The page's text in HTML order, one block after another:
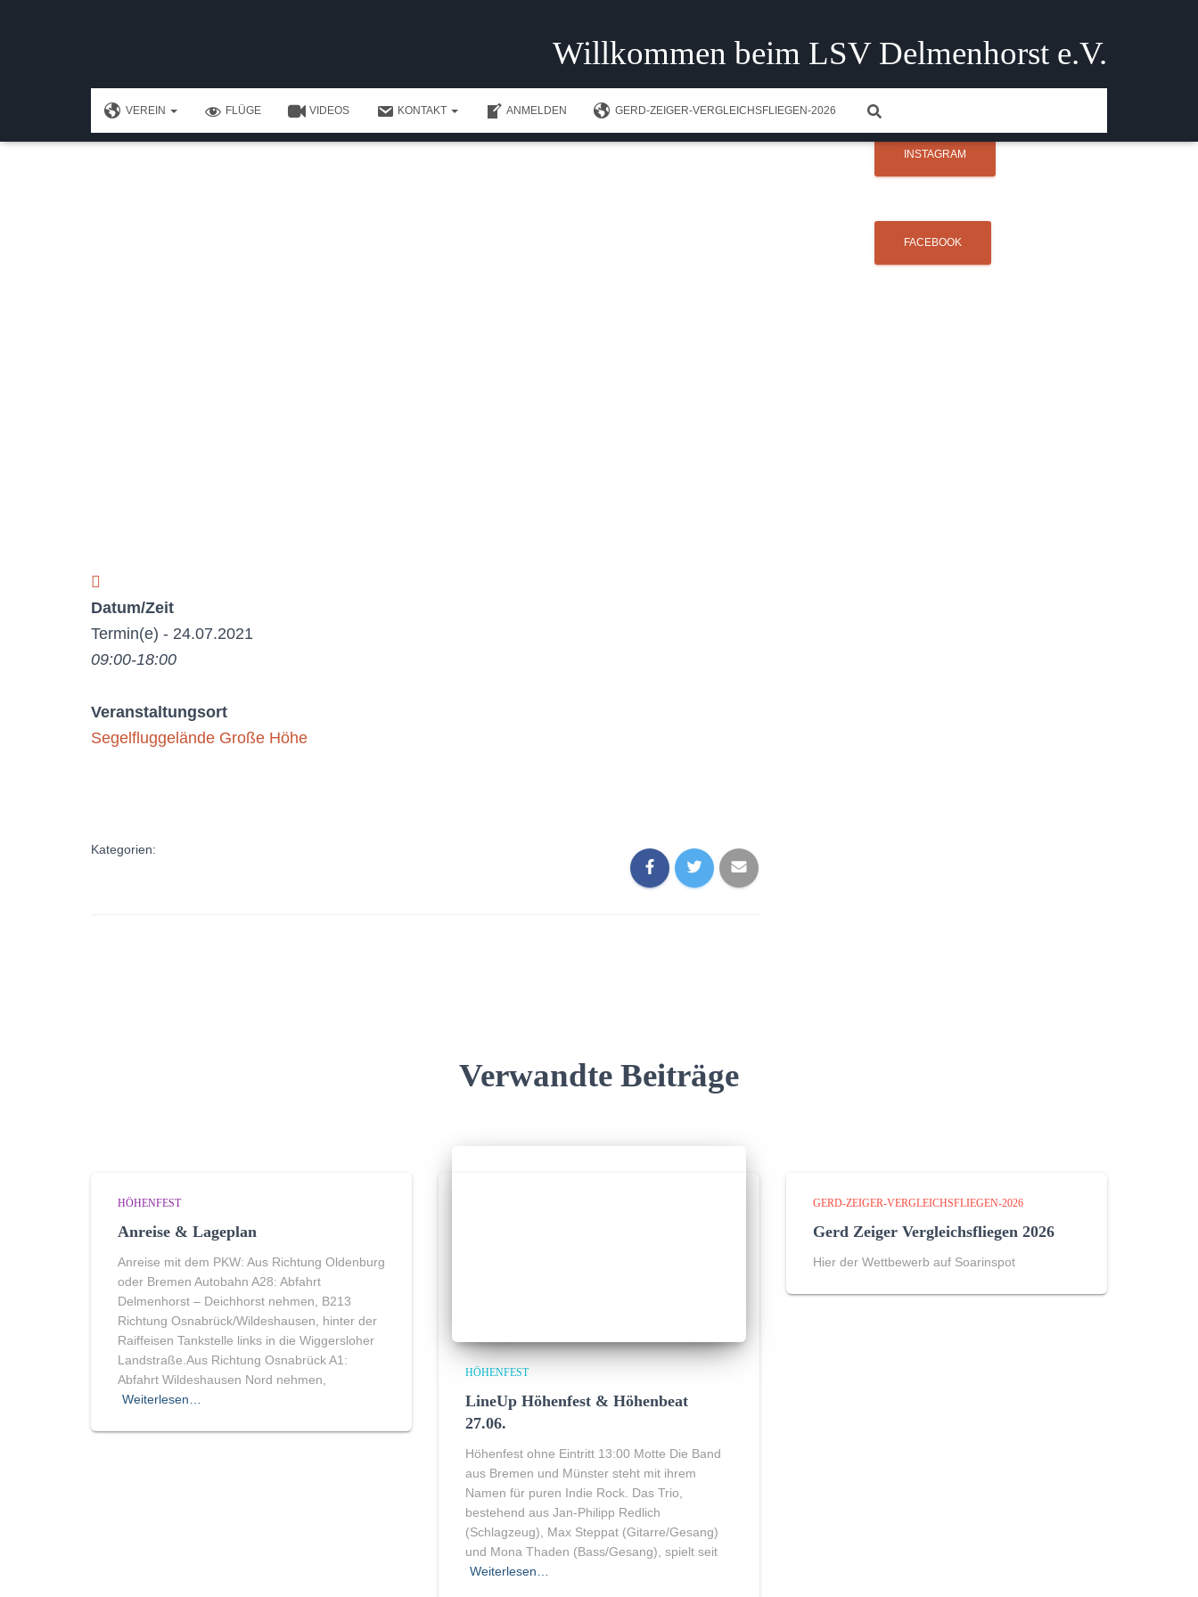
Willkommen beim LSV Delmenhorst e.V.
VEREIN FLÜGE VIDEOS KONTAKT ANMELDEN GERD-ZEIGER-VERGLEICHSFLIEGEN-2026
Datum/Zeit
Termin(e) - 24.07.2021
09:00-18:00
Veranstaltungsort
Segelfluggelände Große Höhe
Kategorien:
Verwandte Beiträge
HÖHENFEST
Anreise & Lageplan
Anreise mit dem PKW: Aus Richtung Oldenburg
oder Bremen Autobahn A28: Abfahrt
Delmenhorst – Deichhorst nehmen, B213
Richtung Osnabrück/Wildeshausen, hinter der
Raiffeisen Tankstelle links in die Wiggersloher
Landstraße.Aus Richtung Osnabrück A1:
Abfahrt Wildeshausen Nord nehmen,
Weiterlesen…
HÖHENFEST
LineUp Höhenfest & Höhenbeat
27.06.
Höhenfest ohne Eintritt 13:00 Motte Die Band
aus Bremen und Münster steht mit ihrem
Namen für puren Indie Rock. Das Trio,
bestehend aus Jan-Philipp Redlich
(Schlagzeug), Max Steppat (Gitarre/Gesang)
und Mona Thaden (Bass/Gesang), spielt seit
Weiterlesen…
GERD-ZEIGER-VERGLEICHSFLIEGEN-2026
Gerd Zeiger Vergleichsfliegen 2026
Hier der Wettbewerb auf Soarinspot